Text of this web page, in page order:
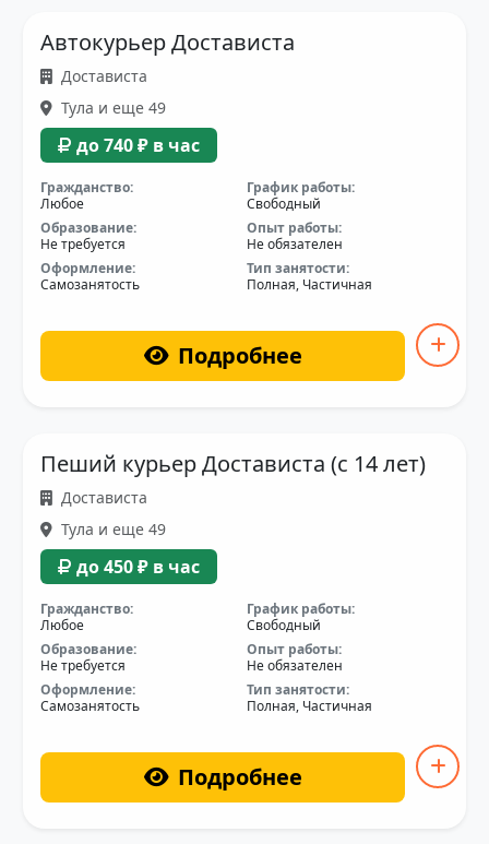
Автокурьер Достависта
Достависта
Тула и еще 49
до 740 ₽ в час
Гражданство:
Любое
График работы:
Свободный
Образование:
Не требуется
Опыт работы:
Не обязателен
Оформление:
Самозанятость
Тип занятости:
Полная, Частичная
Подробнее
Пеший курьер Достависта (с 14 лет)
Достависта
Тула и еще 49
до 450 ₽ в час
Гражданство:
Любое
График работы:
Свободный
Образование:
Не требуется
Опыт работы:
Не обязателен
Оформление:
Самозанятость
Тип занятости:
Полная, Частичная
Подробнее